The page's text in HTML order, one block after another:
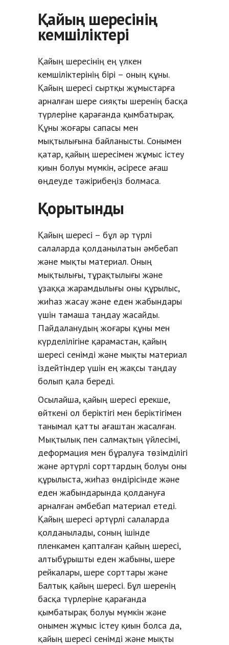
Қайың шересінің
кемшіліктері
Қайың шересінің ең үлкен
кемшіліктерінің бірі – оның құны.
Қайың шересі сыртқы жұмыстарға
арналған шере сияқты шеренің басқа
түрлеріне қарағанда қымбатырақ.
Құны жоғары сапасы мен
мықтылығына байланысты. Сонымен
қатар, қайың шересімен жұмыс істеу
қиын болуы мүмкін, әсіресе ағаш
өңдеуде тәжірибеңіз болмаса.
Қорытынды
Қайың шересі – бұл әр түрлі
салаларда қолданылатын әмбебап
және мықты материал. Оның
мықтылығы, тұрақтылығы және
ұзаққа жарамдылығы оны құрылыс,
жиһаз жасау және еден жабындары
үшін тамаша таңдау жасайды.
Пайдаланудың жоғары құны мен
күрделілігіне қарамастан, қайың
шересі сенімді және мықты материал
іздейтіндер үшін ең жақсы таңдау
болып қала береді.
Осылайша, қайың шересі ерекше,
өйткені ол беріктігі мен беріктігімен
танымал қатты ағаштан жасалған.
Мықтылық пен салмақтың үйлесімі,
деформация мен бұралуға төзімділігі
және әртүрлі сорттардың болуы оны
құрылыста, жиһаз өндірісінде және
еден жабындарында қолдануға
арналған әмбебап материал етеді.
Қайың шересі әртүрлі салаларда
қолданылады, соның ішінде
пленкамен қапталған қайың шересі,
алтыбұрышты еден жабыны, шере
рейкалары, шере сорттары және
Балтық қайың шересі. Бұл шеренің
басқа түрлеріне қарағанда
қымбатырақ болуы мүмкін және
онымен жұмыс істеу қиын болса да,
қайың шересі сенімді және мықты